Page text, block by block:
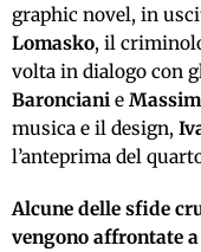
graphic novel, in
Lomasko, il
volta in dialogo con
Baronciani e
musica e il design,
l’anteprima del
Alcune delle sfide
vengono affrontate